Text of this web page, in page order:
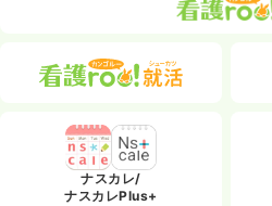
ナスカレ/
ナスカレPlus+